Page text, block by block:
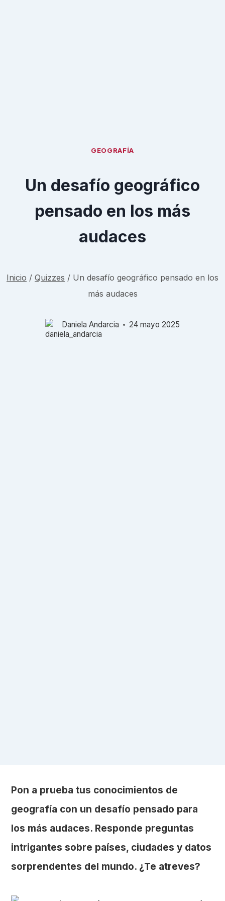
GEOGRAFÍA
Un desafío geográfico
pensado en los más
audaces
Inicio / Quizzes / Un desafío geográfico pensado en los
más audaces
Daniela Andarcia 24 mayo 2025
Pon a prueba tus conocimientos de
geografía con un desafío pensado para
los más audaces. Responde preguntas
intrigantes sobre países, ciudades y datos
sorprendentes del mundo. ¿Te atreves?